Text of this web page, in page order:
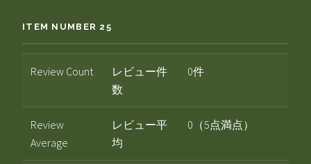
ITEM NUMBER 25
Review Count
レビュー件
数
0件
Review
Average
レビュー平
均
0（5点満点）